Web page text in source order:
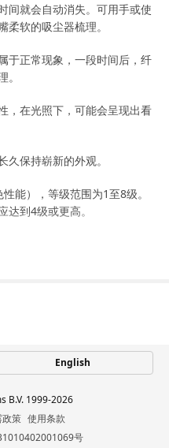
间就会自动消失。可用手或使
软的吸尘器梳理。
于正常现象，一段时间后，纤
，在光照下，可能会呈现出看
保持崭新的外观。
能），等级范围为1至8级。
到4级或更高。
次测试。能够经受住
厘米
厘米
厘米
厘米
English
B.V. 1999-2026
政策 使用条款
号